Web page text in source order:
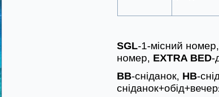
SGL-1-місний
номер, EXTRA BED-
BB-сніданок, HB-